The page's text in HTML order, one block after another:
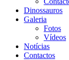
Dinossauros
Galeria
Fotos
Vídeos
Notícias
Contactos